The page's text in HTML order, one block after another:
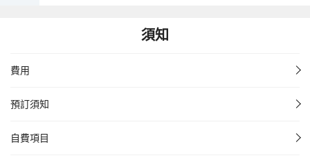
須知
費用
預訂須知
自費項目